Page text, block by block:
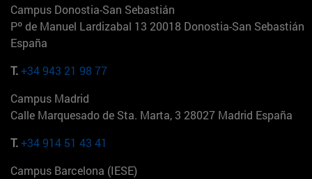
Campus Donostia-San Sebastián
Pº de Manuel Lardizabal 13 20018 Donostia-San Sebastián
España
T.+34 943 21 98 77
Campus Madrid
Calle Marquesado de Sta. Marta, 3 28027 Madrid España
T.+34 914 51 43 41
Campus Barcelona (IESE)